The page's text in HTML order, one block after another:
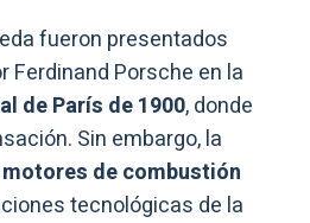
fueron presentados
Ferdinand Porsche en la
de París de 1900, donde
Sin embargo, la
motores de combustión
tecnológicas de la